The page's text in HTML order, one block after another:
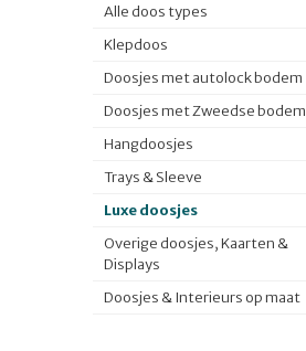
Alle doos types
Klepdoos
Doosjes met autolock bodem
Doosjes met Zweedse bodem
Hangdoosjes
Trays & Sleeve
Luxe doosjes
Overige doosjes, Kaarten &
Displays
Doosjes & Interieurs op maat